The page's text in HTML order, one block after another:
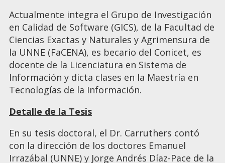
Actualmente integra el Grupo de Investigación
en Calidad de Software (GICS), de la Facultad de
Ciencias Exactas y Naturales y Agrimensura de
la UNNE (FaCENA), es becario del Conicet, es
docente de la Licenciatura en Sistema de
Información y dicta clases en la Maestría en
Tecnologías de la Información.
Detalle de la Tesis
En su tesis doctoral, el Dr. Carruthers contó
con la dirección de los doctores Emanuel
Irrazábal (UNNE) y Jorge Andrés Díaz-Pace de la